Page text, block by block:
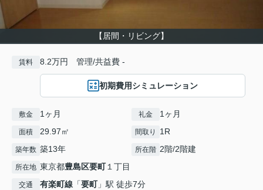
【居間・リビング】
賃料 8.2万円 管理/共益費 -
初期費用シミュレーション
敷金 1ヶ月 礼金 1ヶ月
面積 29.97㎡ 間取り 1R
築年数 築13年 所在階 2階/2階建
所在地 東京都豊島区要町１丁目
交通 有楽町線 「要町」駅 徒歩7分